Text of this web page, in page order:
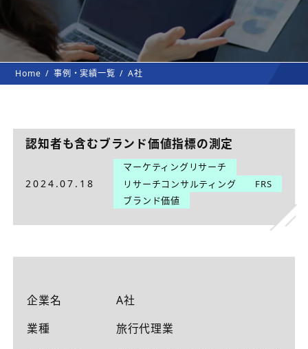
Home 事例・実績一覧 A社
認知者も含むブランド価値指標の測定
2024.07.18
マーケティングリサーチ
リサーチコンサルティング
FRS
ブランド価値
企業名
A社
業種
旅行代理業